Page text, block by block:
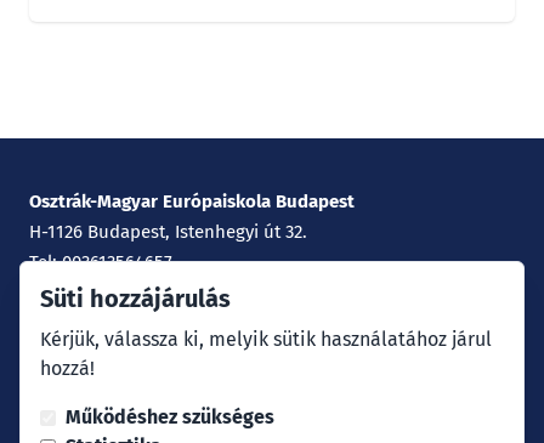
Osztrák-Magyar Európaiskola Budapest
H-1126 Budapest, Istenhegyi út 32.
Tel: 003613564657
E-Mail: office@europaschule.hu
Impresszum
Süti hozzájárulás
Kérjük, válassza ki, melyik sütik használatához járul
hozzá!
Működéshez szükséges